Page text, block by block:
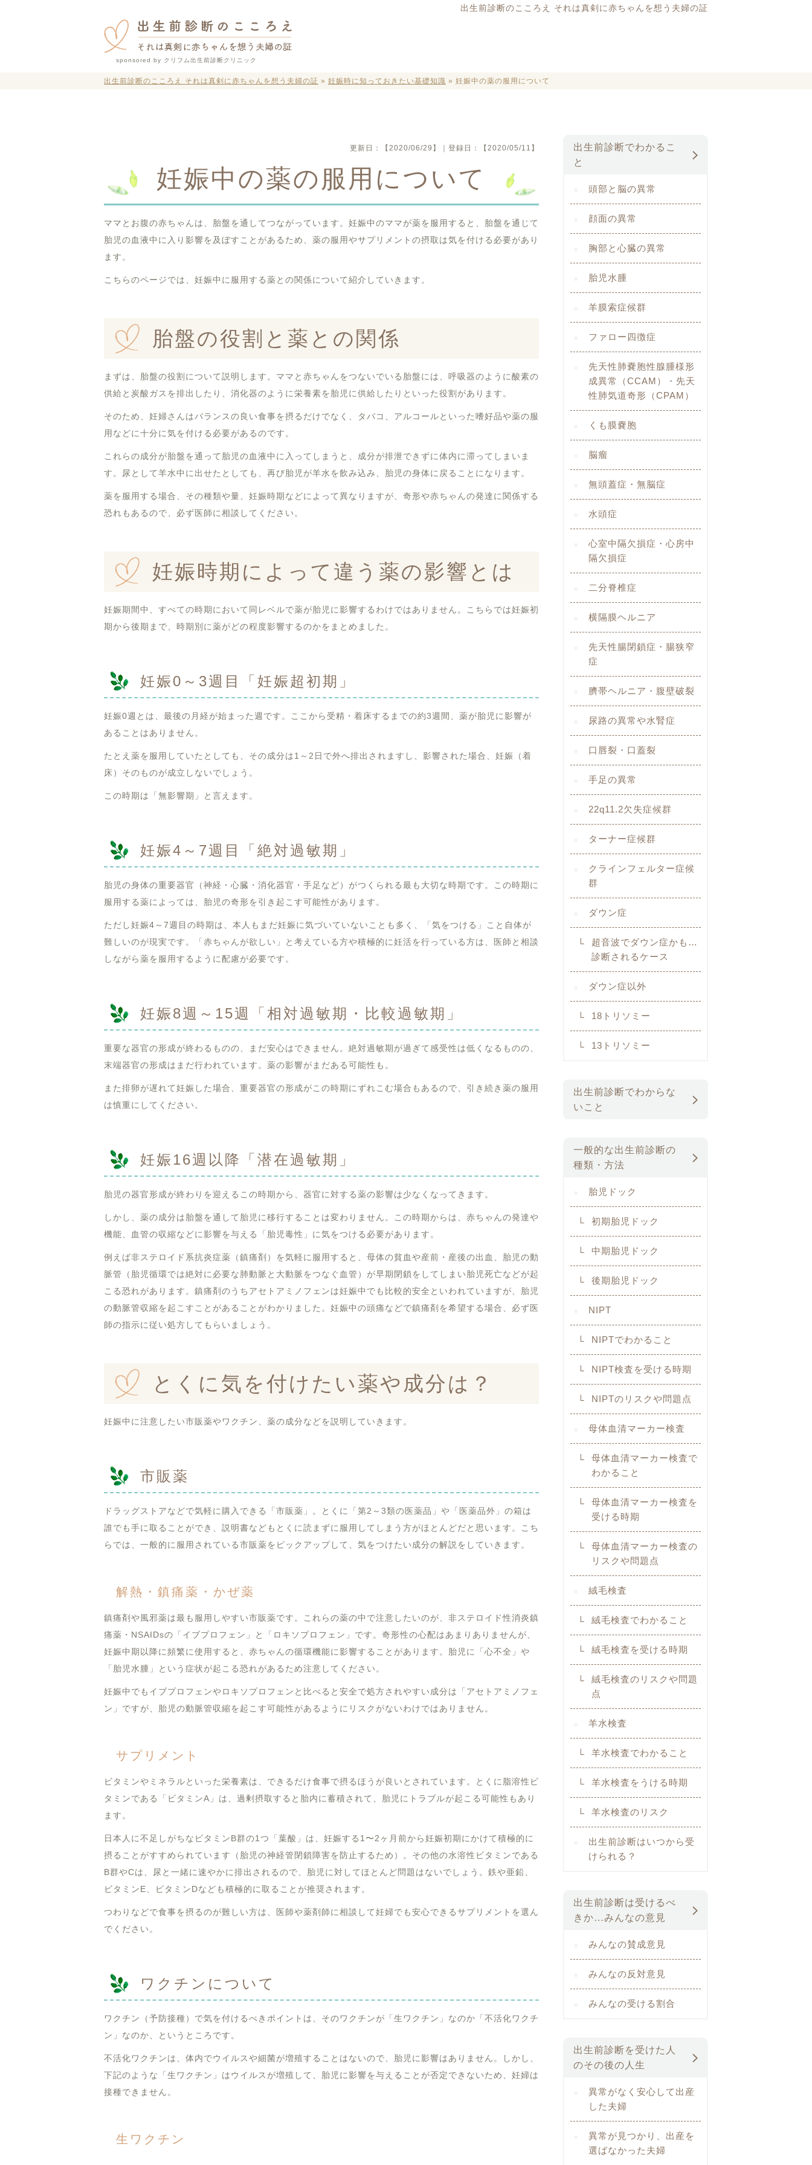
出生前診断のこころえ それは真剣に赤ちゃんを想う夫婦の証
sponsored by クリフム出生前診断クリニック
出生前診断のこころえ それは真剣に赤ちゃんを想う夫婦の証 » 妊娠時に知っておきたい基礎知識 » 妊娠中の薬の服用について
更新日： 【2020/06/29】 ｜登録日： 【2020/05/11】
妊娠中の薬の服用について
ママとお腹の赤ちゃんは、胎盤を通してつながっています。妊娠中のママが薬を服用すると、胎盤を通じて
胎児の血液中に入り影響を及ぼすことがあるため、薬の服用やサプリメントの摂取は気を付ける必要があり
ます。
こちらのページでは、妊娠中に服用する薬との関係について紹介していきます。
胎盤の役割と薬との関係
まずは、胎盤の役割について説明します。ママと赤ちゃんをつないでいる胎盤には、呼吸器のように酸素の
供給と炭酸ガスを排出したり、消化器のように栄養素を胎児に供給したりといった役割があります。
そのため、妊婦さんはバランスの良い食事を摂るだけでなく、タバコ、アルコールといった嗜好品や薬の服
用などに十分に気を付ける必要があるのです。
これらの成分が胎盤を通って胎児の血液中に入ってしまうと、成分が排泄できずに体内に滞ってしまいま
す。尿として羊水中に出せたとしても、再び胎児が羊水を飲み込み、胎児の身体に戻ることになります。
薬を服用する場合、その種類や量、妊娠時期などによって異なりますが、奇形や赤ちゃんの発達に関係する
恐れもあるので、必ず医師に相談してください。
妊娠時期によって違う薬の影響とは
妊娠期間中、すべての時期において同レベルで薬が胎児に影響するわけではありません。こちらでは妊娠初
期から後期まで、時期別に薬がどの程度影響するのかをまとめました。
妊娠0～3週目「妊娠超初期」
妊娠0週とは、最後の月経が始まった週です。ここから受精・着床するまでの約3週間、薬が胎児に影響が
あることはありません。
たとえ薬を服用していたとしても、その成分は1～2日で外へ排出されますし、影響された場合、妊娠（着
床）そのものが成立しないでしょう。
この時期は「無影響期」と言えます。
妊娠4～7週目「絶対過敏期」
胎児の身体の重要器官（神経・心臓・消化器官・手足など）がつくられる最も大切な時期です。この時期に
服用する薬によっては、胎児の奇形を引き起こす可能性があります。
ただし妊娠4～7週目の時期は、本人もまだ妊娠に気づいていないことも多く、「気をつける」こと自体が
難しいのが現実です。「赤ちゃんが欲しい」と考えている方や積極的に妊活を行っている方は、医師と相談
しながら薬を服用するように配慮が必要です。
妊娠8週～15週「相対過敏期・比較過敏期」
重要な器官の形成が終わるものの、まだ安心はできません。絶対過敏期が過ぎて感受性は低くなるものの、
末端器官の形成はまだ行われています。薬の影響がまだある可能性も。
また排卵が遅れて妊娠した場合、重要器官の形成がこの時期にずれこむ場合もあるので、引き続き薬の服用
は慎重にしてください。
妊娠16週以降「潜在過敏期」
胎児の器官形成が終わりを迎えるこの時期から、器官に対する薬の影響は少なくなってきます。
しかし、薬の成分は胎盤を通して胎児に移行することは変わりません。この時期からは、赤ちゃんの発達や
機能、血管の収縮などに影響を与える「胎児毒性」に気をつける必要があります。
例えば非ステロイド系抗炎症薬（鎮痛剤）を気軽に服用すると、母体の貧血や産前・産後の出血、胎児の動
脈管（胎児循環では絶対に必要な肺動脈と大動脈をつなぐ血管）が早期閉鎖をしてしまい胎児死亡などが起
こる恐れがあります。鎮痛剤のうちアセトアミノフェンは妊娠中でも比較的安全といわれていますが、胎児
の動脈管収縮を起こすことがあることがわかりました。妊娠中の頭痛などで鎮痛剤を希望する場合、必ず医
師の指示に従い処方してもらいましょう。
とくに気を付けたい薬や成分は？
妊娠中に注意したい市販薬やワクチン、薬の成分などを説明していきます。
市販薬
ドラッグストアなどで気軽に購入できる「市販薬」。とくに「第2～3類の医薬品」や「医薬品外」の箱は
誰でも手に取ることができ、説明書などもとくに読まずに服用してしまう方がほとんどだと思います。こち
らでは、一般的に服用されている市販薬をピックアップして、気をつけたい成分の解説をしていきます。
解熱・鎮痛薬・かぜ薬
鎮痛剤や風邪薬は最も服用しやすい市販薬です。これらの薬の中で注意したいのが、非ステロイド性消炎鎮
痛薬・NSAIDsの「イブプロフェン」と「ロキソプロフェン」です。奇形性の心配はあまりありませんが、
妊娠中期以降に頻繁に使用すると、赤ちゃんの循環機能に影響することがあります。胎児に「心不全」や
「胎児水腫」という症状が起こる恐れがあるため注意してください。
妊娠中でもイブプロフェンやロキソプロフェンと比べると安全で処方されやすい成分は「アセトアミノフェ
ン」ですが、胎児の動脈管収縮を起こす可能性があるようにリスクがないわけではありません。
サプリメント
ビタミンやミネラルといった栄養素は、できるだけ食事で摂るほうが良いとされています。とくに脂溶性ビ
タミンである「ビタミンA」は、過剰摂取すると胎内に蓄積されて、胎児にトラブルが起こる可能性もあり
ます。
日本人に不足しがちなビタミンB群の1つ「葉酸」は、妊娠する1〜2ヶ月前から妊娠初期にかけて積極的に
摂ることがすすめられています（胎児の神経管閉鎖障害を防止するため）。その他の水溶性ビタミンである
B群やCは、尿と一緒に速やかに排出されるので、胎児に対してほとんど問題はないでしょう。鉄や亜鉛、
ビタミンE、ビタミンDなども積極的に取ることが推奨されます。
つわりなどで食事を摂るのが難しい方は、医師や薬剤師に相談して妊婦でも安心できるサプリメントを選ん
でください。
ワクチンについて
ワクチン（予防接種）で気を付けるべきポイントは、そのワクチンが「生ワクチン」なのか「不活化ワクチ
ン」なのか、というところです。
不活化ワクチンは、体内でウイルスや細菌が増殖することはないので、胎児に影響はありません。しかし、
下記のような「生ワクチン」はウイルスが増殖して、胎児に影響を与えることが否定できないため、妊婦は
接種できません。
生ワクチン
出生前診断でわかるこ
と
頭部と脳の異常
顔面の異常
胸部と心臓の異常
胎児水腫
羊膜索症候群
ファロー四徴症
先天性肺嚢胞性腺腫様形
成異常（CCAM）・先天
性肺気道奇形（CPAM）
くも膜嚢胞
脳瘤
無頭蓋症・無脳症
水頭症
心室中隔欠損症・心房中
隔欠損症
二分脊椎症
横隔膜ヘルニア
先天性腸閉鎖症・腸狭窄
症
臍帯ヘルニア・腹壁破裂
尿路の異常や水腎症
口唇裂・口蓋裂
手足の異常
22q11.2欠失症候群
ターナー症候群
クラインフェルター症候
群
ダウン症
超音波でダウン症かも…
診断されるケース
ダウン症以外
18トリソミー
13トリソミー
出生前診断でわからな
いこと
一般的な出生前診断の
種類・方法
胎児ドック
初期胎児ドック
中期胎児ドック
後期胎児ドック
NIPT
NIPTでわかること
NIPT検査を受ける時期
NIPTのリスクや問題点
母体血清マーカー検査
母体血清マーカー検査で
わかること
母体血清マーカー検査を
受ける時期
母体血清マーカー検査の
リスクや問題点
絨毛検査
絨毛検査でわかること
絨毛検査を受ける時期
絨毛検査のリスクや問題
点
羊水検査
羊水検査でわかること
羊水検査をうける時期
羊水検査のリスク
出生前診断はいつから受
けられる？
出生前診断は受けるべ
きか…みんなの意見
みんなの賛成意見
みんなの反対意見
みんなの受ける割合
出生前診断を受けた人
のその後の人生
異常がなく安心して出産
した夫婦
異常が見つかり、出産を
選ばなかった夫婦